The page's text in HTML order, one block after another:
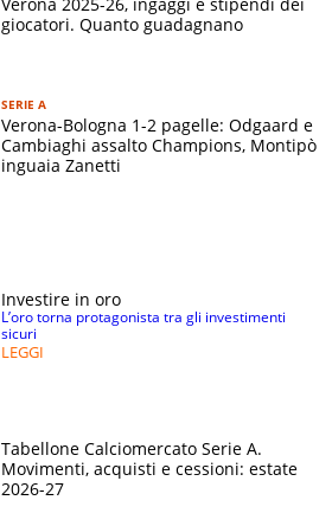
giocatori. Quanto guadagnano
SERIE A
Verona-Bologna 1-2 pagelle: Odgaard e
Cambiaghi assalto Champions, Montipò
inguaia Zanetti
Investire in oro
L’oro torna protagonista tra gli investimenti
sicuri
LEGGI
Tabellone Calciomercato Serie A.
Movimenti, acquisti e cessioni: estate
2026-27